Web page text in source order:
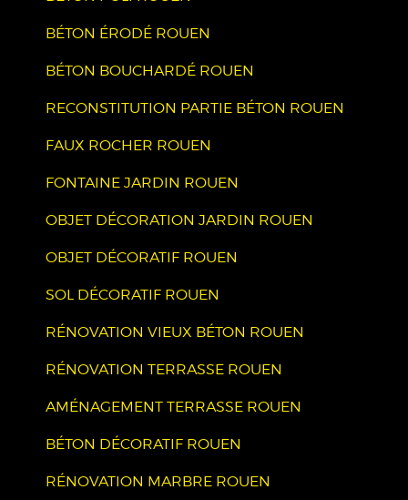
BÉTON ÉRODÉ ROUEN
BÉTON BOUCHARDÉ ROUEN
RECONSTITUTION PARTIE BÉTON ROUEN
FAUX ROCHER ROUEN
FONTAINE JARDIN ROUEN
OBJET DÉCORATION JARDIN ROUEN
OBJET DÉCORATIF ROUEN
SOL DÉCORATIF ROUEN
RÉNOVATION VIEUX BÉTON ROUEN
RÉNOVATION TERRASSE ROUEN
AMÉNAGEMENT TERRASSE ROUEN
BÉTON DÉCORATIF ROUEN
RÉNOVATION MARBRE ROUEN